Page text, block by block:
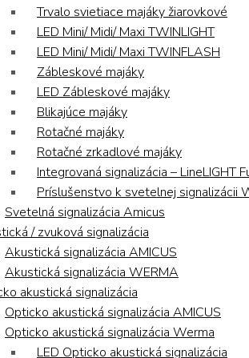
Trvalo svietiace majáky žiarovkové
LED Mini/ Midi/ Maxi TWINLIGHT
LED Mini/ Midi/ Maxi TWINFLASH
Zábleskové majáky
LED Zábleskové majáky
Blikajúce majáky
Rotačné majáky
Rotačné zrkadlové majáky
Integrovaná signalizácia – LineLIGHT
Príslušenstvo k svetelnej signalizácii
Svetelná signalizácia Amicus
/ zvuková signalizácia
Akustická signalizácia AMICUS
Akustická signalizácia WERMA
akustická signalizácia
Opticko akustická signalizácia AMICUS
Opticko akustická signalizácia Werma
LED Opticko akustická signalizácia